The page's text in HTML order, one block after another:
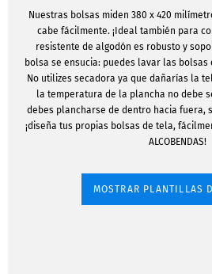
Nuestras bolsas miden 380 x 420
cabe fácilmente. ¡Ideal también para
resistente de algodón es robusto y
bolsa se ensucia: puedes lavar las
No utilizes secadora ya que dañarías la
la temperatura de la plancha no debe
debes plancharse de dentro hacia fuera,
¡diseña tus propias bolsas de tela,
ALCOBENDAS!
MOSTRAR PLANTILLAS